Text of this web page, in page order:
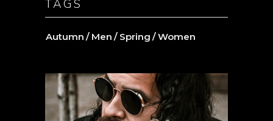
TAGS
Autumn Men Spring Women